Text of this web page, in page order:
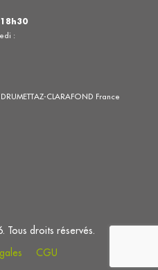
CLARAFOND France
:
Tous droits réservés.
CGU